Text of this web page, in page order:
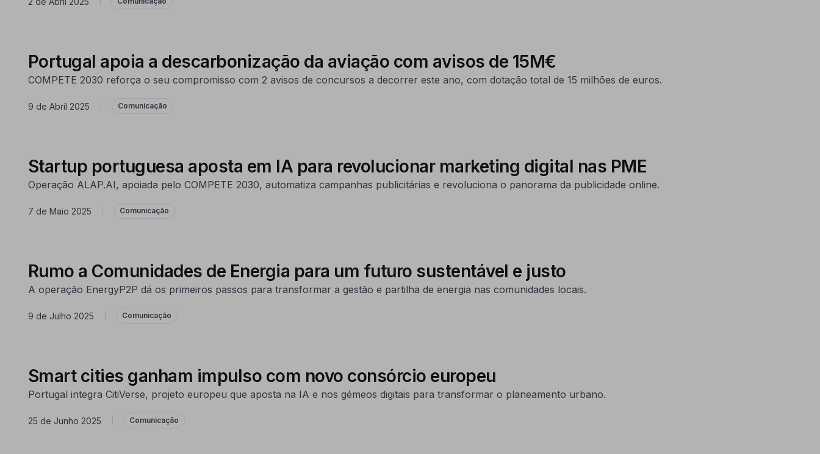
Portugal apoia a descarbonização da aviação com avisos de 15M€
COMPETE 2030 reforça o seu compromisso com 2 avisos de concursos a decorrer este ano, com dotação total de 15 milhões de euros.
9 de Abril 2025 Comunicação
Startup portuguesa aposta em IA para revolucionar marketing digital nas PME
Operação ALAP.AI, apoiada pelo COMPETE 2030, automatiza campanhas publicitárias e revoluciona o panorama da publicidade online.
7 de Maio 2025 Comunicação
Rumo a Comunidades de Energia para um futuro sustentável e justo
A operação EnergyP2P dá os primeiros passos para transformar a gestão e partilha de energia nas comunidades locais.
9 de Julho 2025 Comunicação
Smart cities ganham impulso com novo consórcio europeu
Portugal integra CitiVerse, projeto europeu que aposta na IA e nos gémeos digitais para transformar o planeamento urbano.
25 de Junho 2025 Comunicação